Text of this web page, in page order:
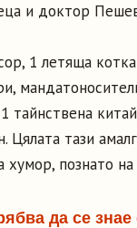
и доктор
1 летяща
тайнствена
Цялата тази
хумор, познато
да се знае